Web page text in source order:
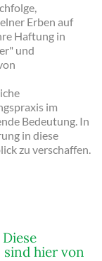
Erben auf
Haftung in
und
im
Bedeutung. In
in diese
zu verschaffen.
hier von